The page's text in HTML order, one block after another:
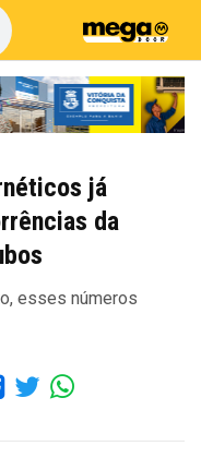
já
da
esses números